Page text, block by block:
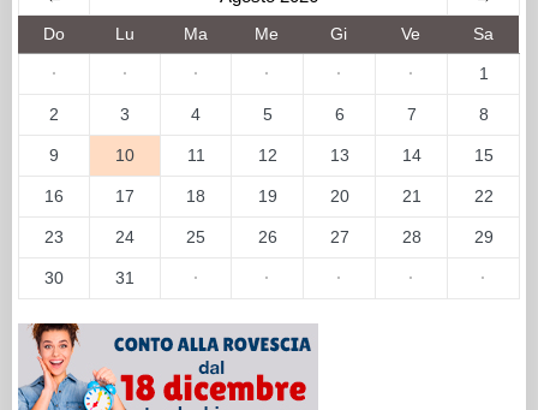
Do Lu Ma Me Gi Ve Sa
· · · · · · 1
2 3 4 5 6 7 8
9 10 11 12 13 14 15
16 17 18 19 20 21 22
23 24 25 26 27 28 29
30 31 · · · · ·